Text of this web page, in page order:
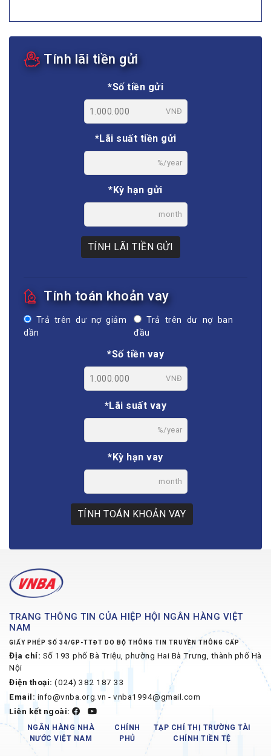
Tính lãi tiền gửi
*Số tiền gửi
VNĐ
*Lãi suất tiền gửi
%/year
*Kỳ hạn gửi
month
TÍNH LÃI TIỀN GỬI
Tính toán khoản vay
Trả trên dư nợ giảm
dần
Trả trên dư nợ ban
đầu
*Số tiền vay
VNĐ
*Lãi suất vay
%/year
*Kỳ hạn vay
month
TÍNH TOÁN KHOẢN VAY
TRANG THÔNG TIN CỦA HIỆP HỘI NGÂN HÀNG VIỆT
NAM
GIẤY PHÉP SỐ 34/GP-TTĐT DO BỘ THÔNG TIN TRUYỀN THÔNG CẤP
Địa chỉ: Số 193 phố Bà Triệu, phường Hai Bà Trưng, thành phố Hà
Nội
Điện thoại: (024) 382 187 33
Email: info@vnba.org.vn - vnba1994@gmail.com
Liên kết ngoài:
NGÂN HÀNG NHÀ
NƯỚC VIỆT NAM
CHÍNH
PHỦ
TẠP CHÍ THỊ TRƯỜNG TÀI
CHÍNH TIỀN TỆ